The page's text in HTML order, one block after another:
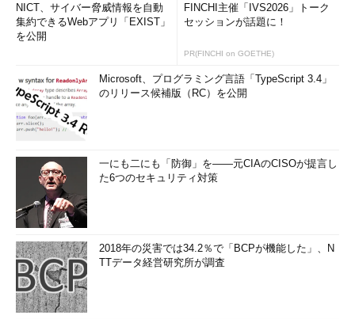
NICT、サイバー脅威情報を自動
集約できるWebアプリ「EXIST」
を公開
FINCHI主催「IVS2026」トーク
セッションが話題に！
PR(FINCHI on GOETHE)
Microsoft、プログラミング言語「TypeScript 3.4」
のリリース候補版（RC）を公開
一にも二にも「防御」を――元CIAのCISOが提言し
た6つのセキュリティ対策
2018年の災害では34.2％で「BCPが機能した」、N
TTデータ経営研究所が調査